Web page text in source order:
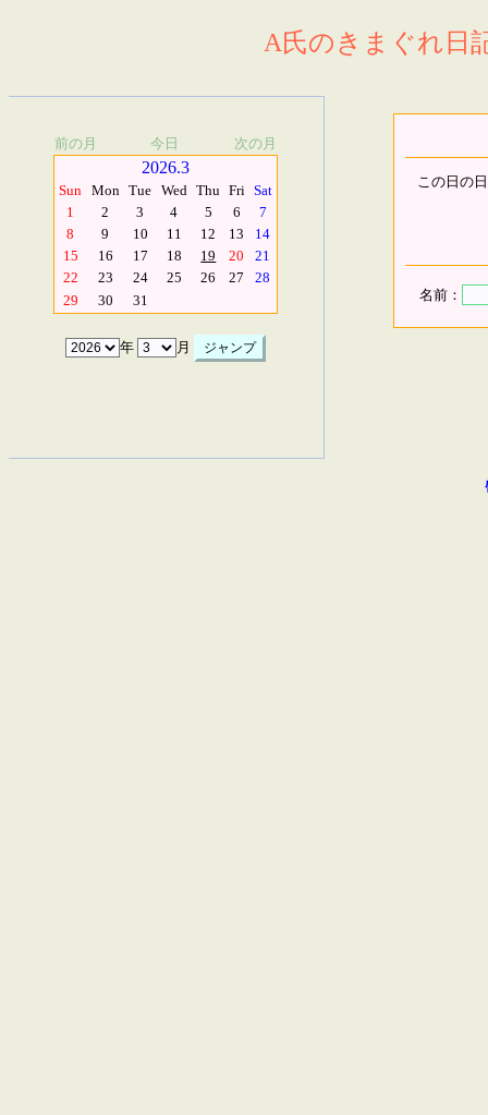
A氏のきまぐれ日
前の月 今日 次の月
2026.3
Sun Mon Tue Wed Thu Fri Sat
1
2 3 4 5 6
7
8
9 10 11 12 13
14
15
16 17 18 19 20
21
22
23 24 25 26 27
28
29
30 31
年 月
この日の
名前：